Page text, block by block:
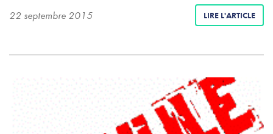
22 septembre 2015 LIRE L'ARTICLE